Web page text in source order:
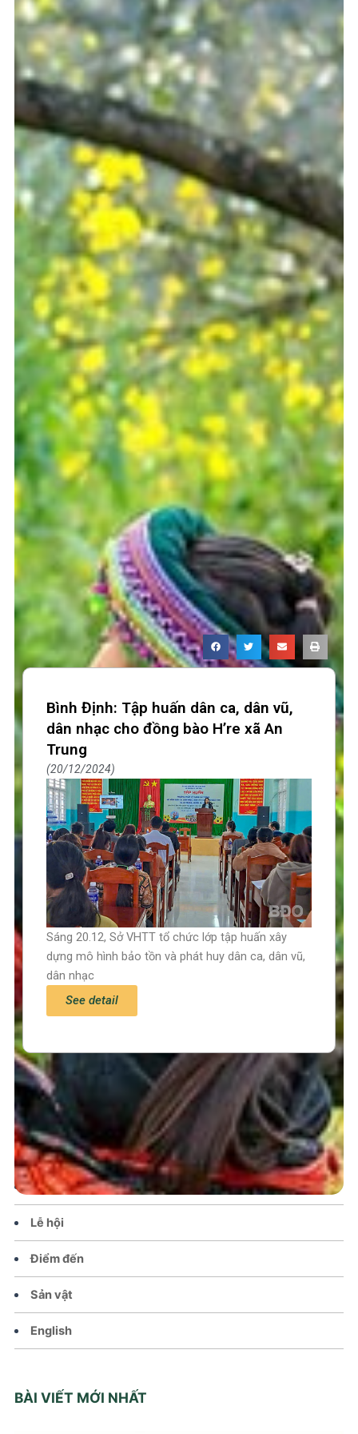
Trang chủ
Tin tức – Sự kiện
Chính sách
Văn hoá – Đời sống
Lễ hội
Điểm đến
Sản vật
English
BÀI VIẾT MỚI NHẤT
Bình Định: Tập huấn dân ca, dân vũ,
dân nhạc cho đồng bào H’re xã An
Trung
20/12/2024
Sáng 20.12, Sở VHTT tổ chức lớp tập huấn xây
dựng mô hình bảo tồn và phát huy dân ca, dân vũ,
dân nhạc
See detail